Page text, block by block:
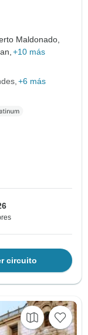
Maldonado,
+10 más
+6 más
circuito